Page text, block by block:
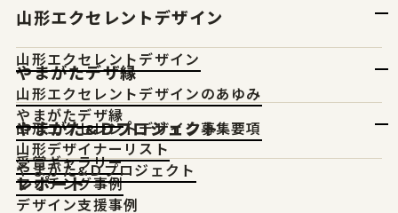
山形エクセレントデザイン
山形エクセレントデザイン
山形エクセレントデザインのあゆみ
山形エクセレントデザイン募集要項
受賞ギャラリー
やまがたデザ縁
やまがたデザ縁
山形デザイナーリスト
マッチング事例
やまがた&Ｄプロジェクト
やまがた&Ｄプロジェクト
デザイン支援事例
レポート